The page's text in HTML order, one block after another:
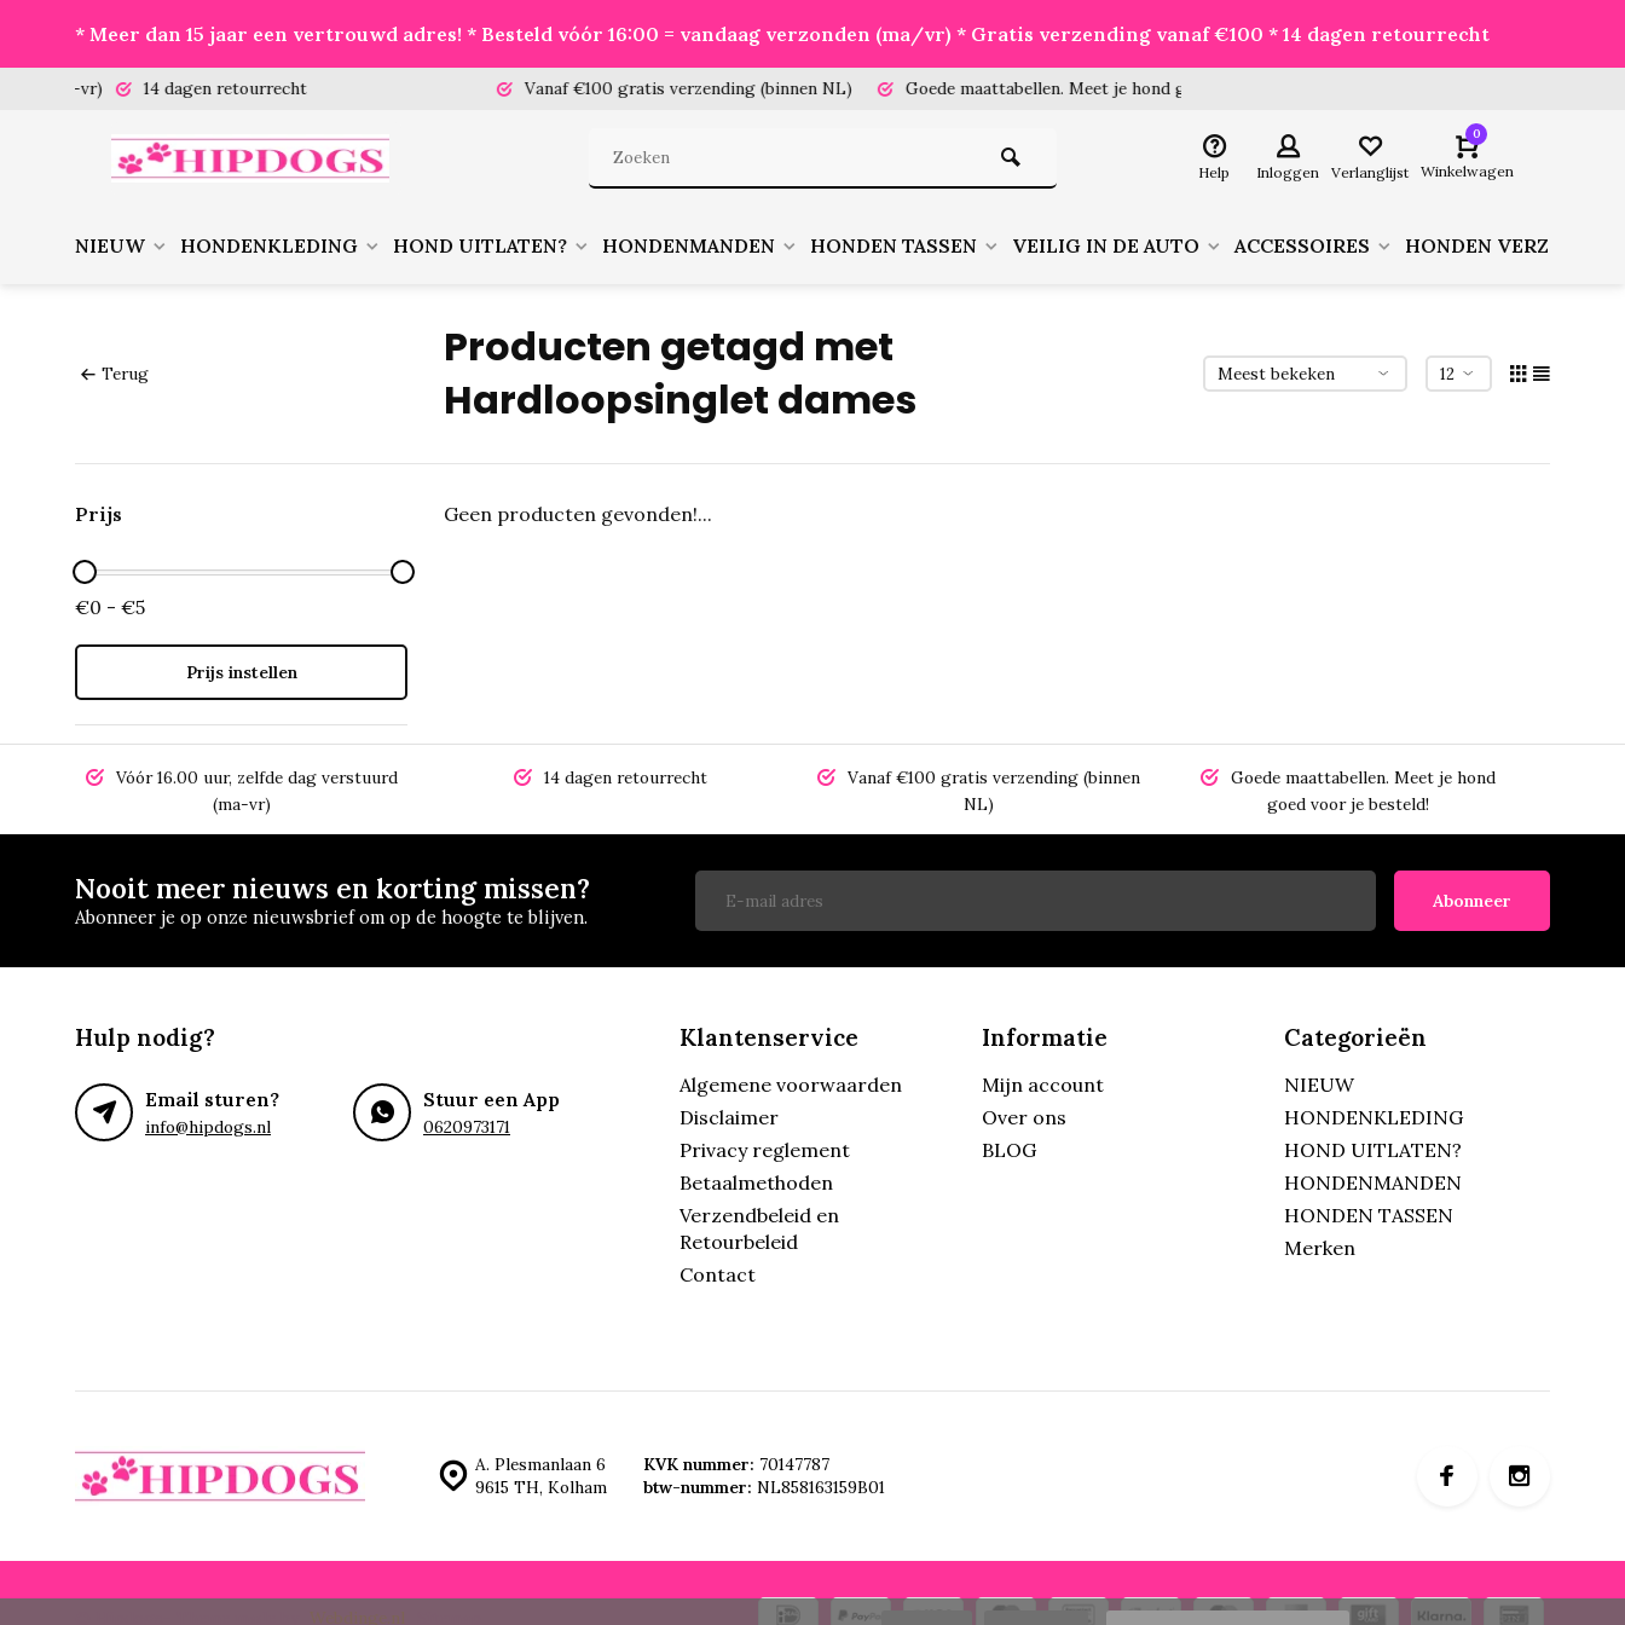
* Meer dan 15 jaar een vertrouwd adres! * Besteld vóór 16:00 = vandaag verzonden (ma/vr) * Gratis verzending vanaf €100 * 14 dagen retourrecht
14 dagen retourrecht Vanaf €100 gratis verzending (binnen NL) Goede maattabellen.Meet je hond goed voor je besteld!
Help Inloggen Verlanglijst
0
Winkelwagen
NIEUW HONDENKLEDING HOND UITLATEN? HONDENMANDEN HONDEN TASSEN VEILIG IN DE AUTO ACCESSOIRES HONDEN
Terug
Producten getagd met
Hardloopsinglet dames
Prijs
€0 - €5
Prijs instellen
Geen producten gevonden!...
Vóór 16.00 uur, zelfde dag verstuurd
(ma-vr)
14 dagen retourrecht
Vanaf €100 gratis verzending (binnen
NL)
Goede maattabellen. Meet je hond
goed voor je besteld!
Nooit meer nieuws en korting missen?
Abonneer je op onze nieuwsbrief om op de hoogte te blijven.
Abonneer
Hulp nodig?
Email sturen?
info@hipdogs.nl
Stuur een App
0620973171
Klantenservice
Algemene voorwaarden
Disclaimer
Privacy reglement
Betaalmethoden
Verzendbeleid en
Retourbeleid
Contact
Informatie
Mijn account
Over ons
BLOG
Categorieën
NIEUW
HONDENKLEDING
HOND UITLATEN?
HONDENMANDEN
HONDEN TASSEN
Merken
A. Plesmanlaan 6
9615 TH, Kolham
KVK nummer: 70147787
btw-nummer: NL858163159B01